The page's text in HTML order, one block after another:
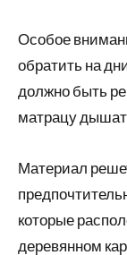
Особое
обратить на
должно быть
матрацу
Материал
которые
деревянном